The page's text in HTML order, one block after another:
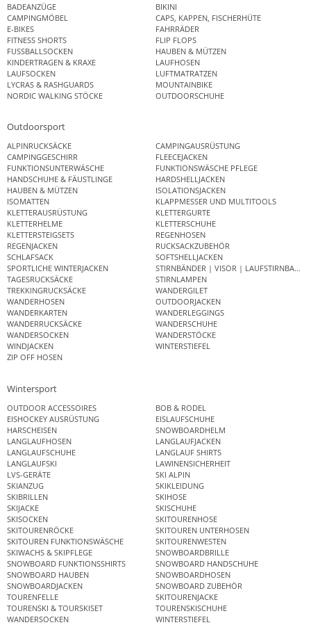
BADEANZÜGE
BIKINI
CAMPINGMÖBEL
CAPS, KAPPEN, FISCHERHÜTE
E-BIKES
FAHRRÄDER
FITNESS SHORTS
FLIP FLOPS
FUSSBALLSOCKEN
HAUBEN & MÜTZEN
KINDERTRAGEN & KRAXE
LAUFHOSEN
LAUFSOCKEN
LUFTMATRATZEN
LYCRAS & RASHGUARDS
MOUNTAINBIKE
NORDIC WALKING STÖCKE
OUTDOORSCHUHE
Outdoorsport
ALPINRUCKSÄCKE
CAMPINGAUSRÜSTUNG
CAMPINGGESCHIRR
FLEECEJACKEN
FUNKTIONSUNTERWÄSCHE
FUNKTIONSWÄSCHE PFLEGE
HANDSCHUHE & FÄUSTLINGE
HARDSHELLJACKEN
HAUBEN & MÜTZEN
ISOLATIONSJACKEN
ISOMATTEN
KLAPPMESSER UND MULTITOOLS
KLETTERAUSRÜSTUNG
KLETTERGURTE
KLETTERHELME
KLETTERSCHUHE
KLETTERSTEIGSETS
REGENHOSEN
REGENJACKEN
RUCKSACKZUBEHÖR
SCHLAFSACK
SOFTSHELLJACKEN
SPORTLICHE WINTERJACKEN
STIRNBÄNDER | VISOR | LAUFSTIRNBAND
TAGESRUCKSÄCKE
STIRNLAMPEN
TREKKINGRUCKSÄCKE
WANDERGILET
WANDERHOSEN
OUTDOORJACKEN
WANDERKARTEN
WANDERLEGGINGS
WANDERRUCKSÄCKE
WANDERSCHUHE
WANDERSOCKEN
WANDERSTÖCKE
WINDJACKEN
WINTERSTIEFEL
ZIP OFF HOSEN
Wintersport
OUTDOOR ACCESSOIRES
BOB & RODEL
EISHOCKEY AUSRÜSTUNG
EISLAUFSCHUHE
HARSCHEISEN
SNOWBOARDHELM
LANGLAUFHOSEN
LANGLAUFJACKEN
LANGLAUFSCHUHE
LANGLAUF SHIRTS
LANGLAUFSKI
LAWINENSICHERHEIT
LVS-GERÄTE
SKI ALPIN
SKIANZUG
SKIKLEIDUNG
SKIBRILLEN
SKIHOSE
SKIJACKE
SKISCHUHE
SKISOCKEN
SKITOURENHOSE
SKITOURENRÖCKE
SKITOUREN UNTERHOSEN
SKITOUREN FUNKTIONSWÄSCHE
SKITOURENWESTEN
SKIWACHS & SKIPFLEGE
SNOWBOARDBRILLE
SNOWBOARD FUNKTIONSSHIRTS
SNOWBOARD HANDSCHUHE
SNOWBOARD HAUBEN
SNOWBOARDHOSEN
SNOWBOARDJACKEN
SNOWBOARD ZUBEHÖR
TOURENFELLE
SKITOURENJACKE
TOURENSKI & TOURSKISET
TOURENSKISCHUHE
WANDERSOCKEN
WINTERSTIEFEL